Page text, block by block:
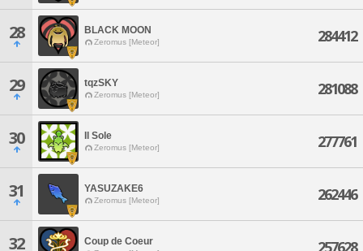
28 BLACK MOON
Zeromus [Meteor] 284412
29 tqzSKY
Zeromus [Meteor] 281088
30 Il Sole
Zeromus [Meteor] 277761
31 YASUZAKE6
Zeromus [Meteor] 262446
32 Coup de Coeur 257628